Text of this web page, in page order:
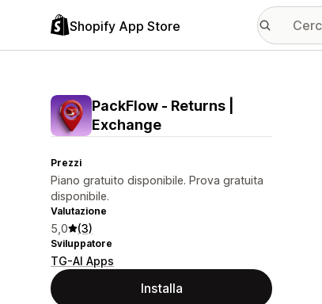
Shopify App Store
PackFlow ‑ Returns |
Exchange
Prezzi
Piano gratuito disponibile. Prova gratuita
disponibile.
Valutazione
5,0 (3)
Sviluppatore
TG-AI Apps
Installa